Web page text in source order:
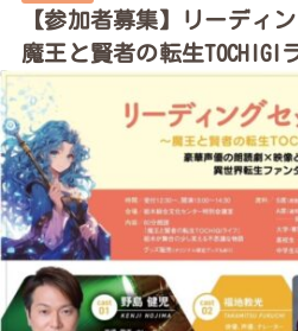
【参加者募集】リーディ
魔王と賢者の転生TOCHIGI